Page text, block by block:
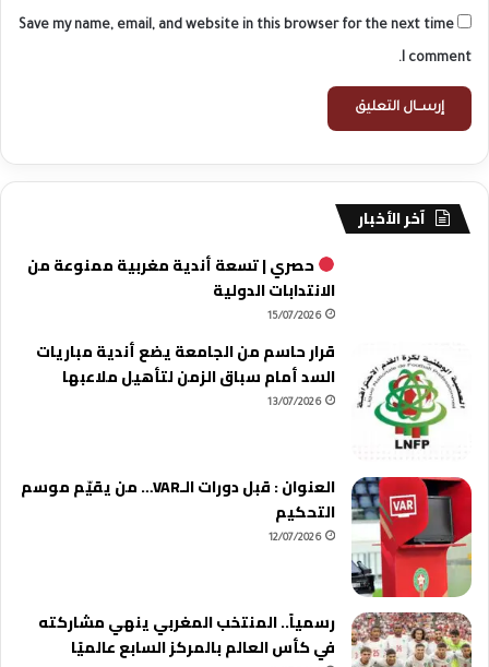
Save my name, email, and website in this browser for the next time
I comment.
آخر الأخبار
حصري | تسعة أندية مغربية ممنوعة من
الانتدابات الدولية
15/07/2026
قرار حاسم من الجامعة يضع أندية مباريات
السد أمام سباق الزمن لتأهيل ملاعبها
13/07/2026
العنوان : قبل دورات الـVAR… من يقيّم موسم
التحكيم
12/07/2026
رسمياً.. المنتخب المغربي ينهي مشاركته
في كأس العالم بالمركز السابع عالميًا